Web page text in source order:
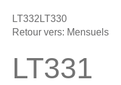
LT332 LT330
Retour vers: Mensuels
LT331